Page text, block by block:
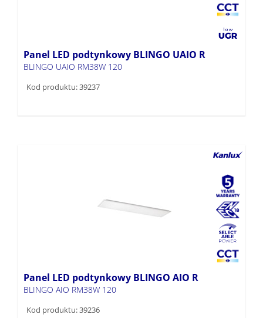
Panel LED podtynkowy BLINGO UAIO R
BLINGO UAIO RM38W 120
Kod produktu: 39237
Panel LED podtynkowy BLINGO AIO R
BLINGO AIO RM38W 120
Kod produktu: 39236